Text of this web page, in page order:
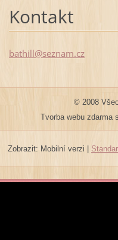
Kontakt
bathill@seznam.cz
© 2008
Tvorba webu zdarma
Zobrazit: Mobilní verzi